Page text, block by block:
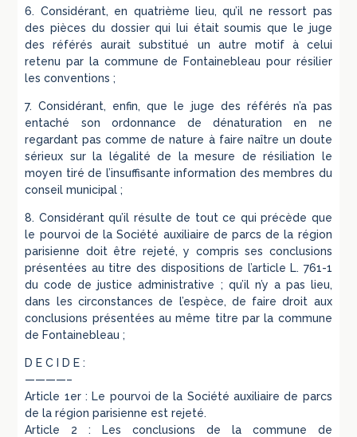
6. Considérant, en quatrième lieu, qu’il ne ressort pas
des pièces du dossier qui lui était soumis que le juge
des référés aurait substitué un autre motif à celui
retenu par la commune de Fontainebleau pour résilier
les conventions ;
7. Considérant, enfin, que le juge des référés n’a pas
entaché son ordonnance de dénaturation en ne
regardant pas comme de nature à faire naître un doute
sérieux sur la légalité de la mesure de résiliation le
moyen tiré de l’insuffisante information des membres du
conseil municipal ;
8. Considérant qu’il résulte de tout ce qui précède que
le pourvoi de la Société auxiliaire de parcs de la région
parisienne doit être rejeté, y compris ses conclusions
présentées au titre des dispositions de l’article L. 761-1
du code de justice administrative ; qu’il n’y a pas lieu,
dans les circonstances de l’espèce, de faire droit aux
conclusions présentées au même titre par la commune
de Fontainebleau ;
D E C I D E :
————–
Article 1er : Le pourvoi de la Société auxiliaire de parcs
de la région parisienne est rejeté.
Article 2 : Les conclusions de la commune de